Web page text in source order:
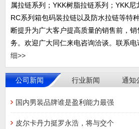
属拉链系列；YKK树脂拉链系列；YKK尼
RC系列箱包码装拉链以及防水拉链等特
断提升为广大客户提高质量的销售前，
务。欢迎广大同仁来电咨询洽谈。联系电
细>>
公司新闻 行业新闻 通知
国内男装品牌谁是盈利能力最强
皮尔卡丹力挺罗永浩，将与交个